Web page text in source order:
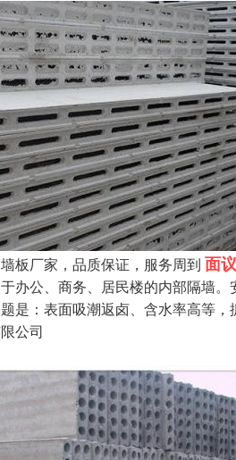
板厂家，品质保证，服务周到 面议
办公、商务、居民楼的内部隔墙
是：表面吸潮返卤、含水率高等
公司